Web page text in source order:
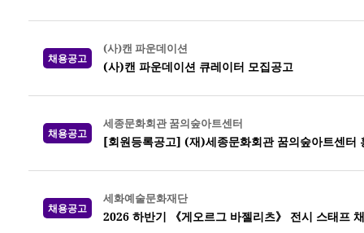
채용공고
(사)캔 파운데이션
(사)캔 파운데이션 큐레이터 모집공고
채용공고
세종문화회관 꿈의숲아트센터
[회원등록공고] (재)세종문화회관 꿈의숲아트센터
채용공고
세화예술문화재단
2026 하반기 《게오르그 바젤리츠》 전시 스태프